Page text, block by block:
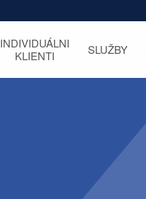
INDIVIDUÁLNI
KLIENTI
SLUŽBY